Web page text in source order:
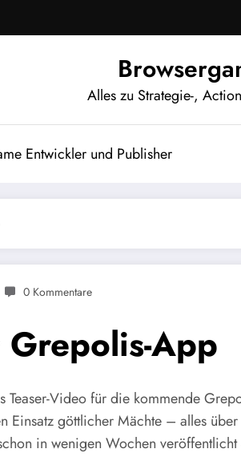
Alles zu Strategie-,
Entwickler und Publisher
0 Kommentare
App
Teaser-Video für die kommende
Einsatz göttlicher Mächte – alles
in wenigen Wochen